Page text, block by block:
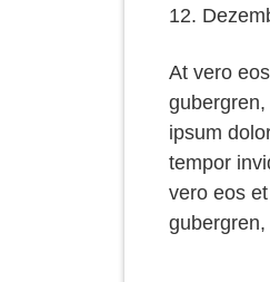
12.
At vero
ipsum
tempor
vero eos